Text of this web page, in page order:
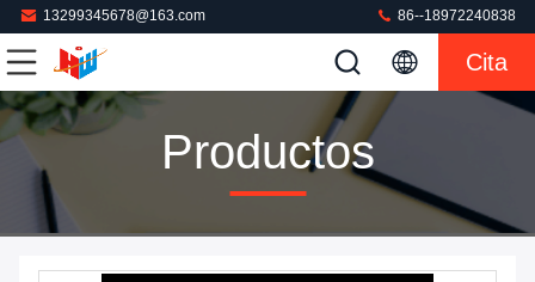
13299345678@163.com 86--18972240838
Cita
Productos